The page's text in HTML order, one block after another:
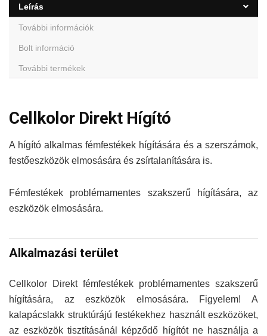
Leírás
További információk
Bolt információ
További termékek
Cellkolor Direkt Hígító
A hígító alkalmas fémfestékek hígítására és a szerszámok,
festőeszközök elmosására és zsírtalanítására is.
Fémfestékek problémamentes szakszerű hígítására, az
eszközök elmosására.
Alkalmazási terület
Cellkolor Direkt fémfestékek problémamentes szakszerű
hígítására, az eszközök elmosására. Figyelem! A
kalapácslakk struktúrájú festékekhez használt eszközöket,
az eszközök tisztításánál képződő hígítót ne használja a